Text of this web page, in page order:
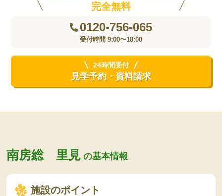
完全無料
0120-756-065
受付時間 9:00〜18:00
24時間受付
見学予約・資料請求
南房総 里見 の基本情報
施設のポイント